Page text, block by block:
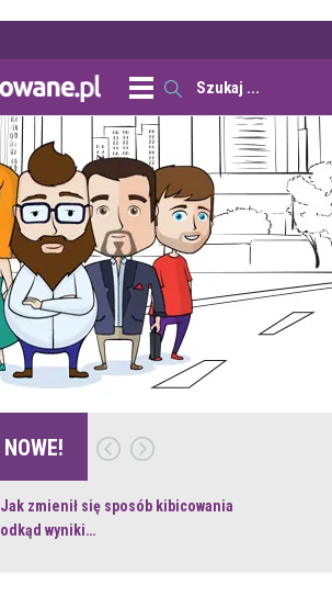
NOWE!
Jak zmienił się sposób kibicowania
odkąd wyniki…